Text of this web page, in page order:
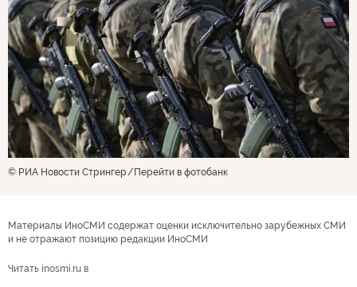
© РИА Новости Стрингер Перейти в фотобанк
Материалы ИноСМИ содержат оценки исключительно зарубежных СМИ
и не отражают позицию редакции ИноСМИ
Читать inosmi.ru в